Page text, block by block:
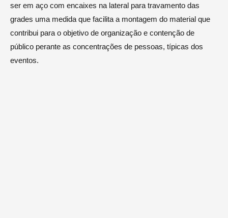
ser em aço com encaixes na lateral para travamento das
grades uma medida que facilita a montagem do material que
contribui para o objetivo de organização e contenção de
público perante as concentrações de pessoas, típicas dos
eventos.